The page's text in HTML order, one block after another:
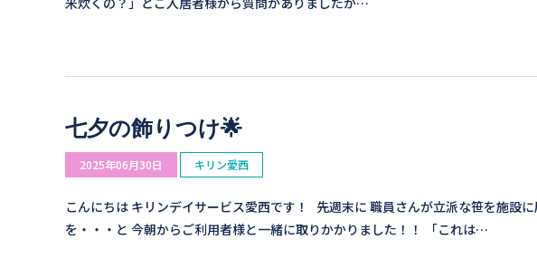
七夕の飾りつけ🌟
2025年06月30日 キリン愛西
こんにちは キリンデイサービス愛西です！ 先週末に 職員さんが立派な笹を施設
を・・・と 今朝からご利用者様と一緒に取りかかりました！！ 「これは…